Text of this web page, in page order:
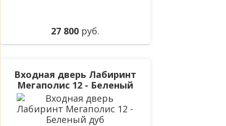
27 800 руб.
Входная дверь Лабиринт
Мегаполис 12 - Беленый
дуб